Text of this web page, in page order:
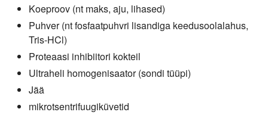
Koeproov (nt maks, aju, lihased)
Puhver (nt fosfaatpuhvri lisandiga keedusoolalahus,
Tris-HCl)
Proteaasi inhibiitori kokteil
Ultraheli homogenisaator (sondi tüüpi)
Jää
mikrotsentrifuugiküvetid